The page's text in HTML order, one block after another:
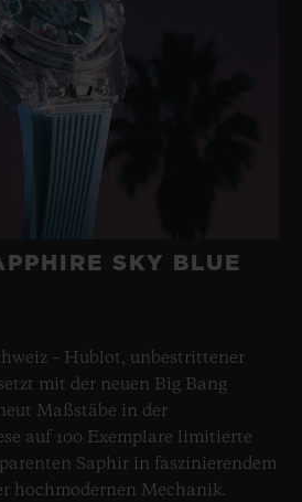
SKY BLUE
– Hublot, unbestrittener
mit der neuen Big Bang
Maßstäbe in der
auf 100 Exemplare limitierte
Saphir in faszinierendem
hochmodernen Mechanik.